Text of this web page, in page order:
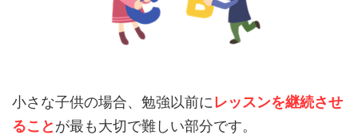
小さな子供の場合、勉強以前にレッスンを継続させ
ることが最も大切で難しい部分です。